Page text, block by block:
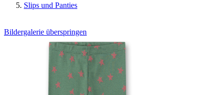
Slips und Panties
Bildergalerie überspringen